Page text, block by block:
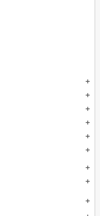
add
add
add
add
add
add
add
add
add